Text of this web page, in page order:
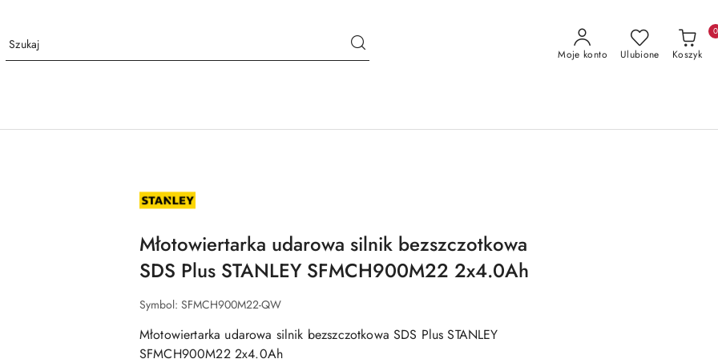
Moje konto Ulubione Koszyk
0
NAZWA
PRODUCENTA:
STANLEY
Młotowiertarka udarowa silnik bezszczotkowa
SDS Plus STANLEY SFMCH900M22 2x4.0Ah
Symbol: SFMCH900M22-QW
Młotowiertarka udarowa silnik bezszczotkowa SDS Plus STANLEY
SFMCH900M22 2x4.0Ah